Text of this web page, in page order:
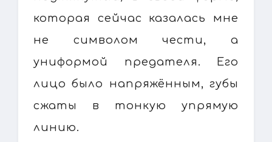
которая сейчас казалась мне
не символом чести, а
униформой предателя. Его
лицо было напряжённым, губы
сжаты в тонкую упрямую
линию.